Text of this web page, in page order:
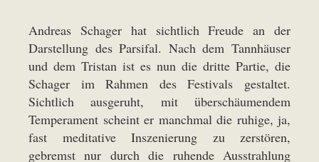
Andreas Schager hat sichtlich Freude an der
Darstellung des Parsifal. Nach dem Tannhäuser
und dem Tristan ist es nun die dritte Partie, die
Schager im Rahmen des Festivals gestaltet.
Sichtlich ausgeruht, mit überschäumendem
Temperament scheint er manchmal die ruhige, ja,
fast meditative Inszenierung zu zerstören,
gebremst nur durch die ruhende Ausstrahlung